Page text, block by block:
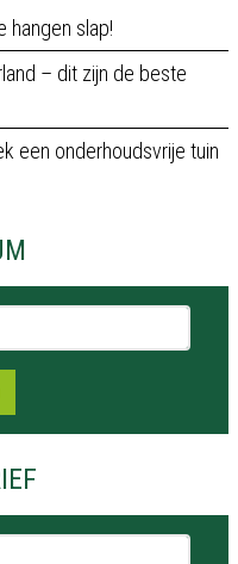
hangen slap!
– dit zijn de beste
een onderhoudsvrije tuin